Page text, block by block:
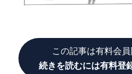
この記事は有料会
続きを読むには有料登